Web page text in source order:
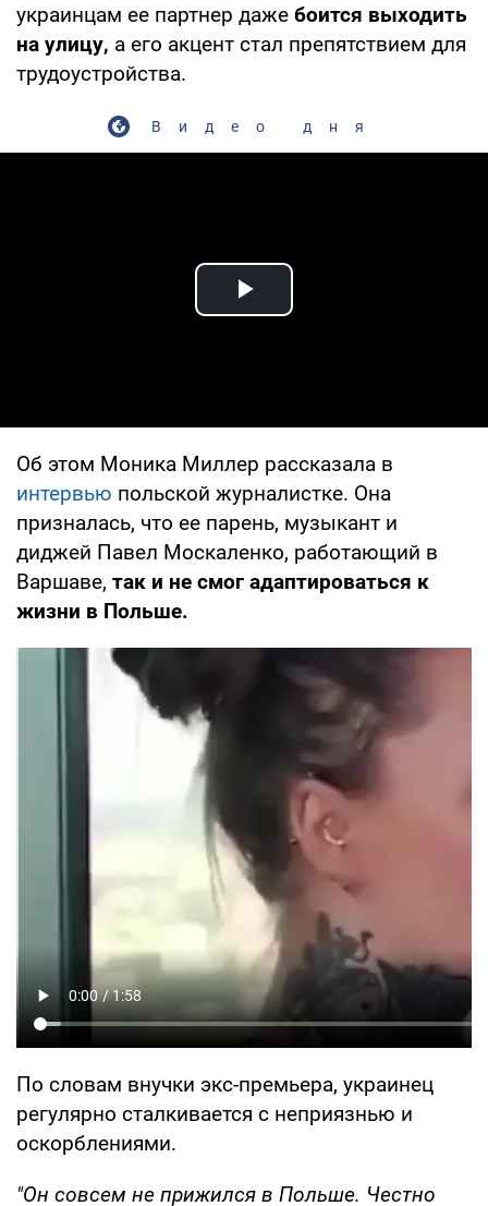
украинцам ее партнер даже боится выходить
на улицу, а его акцент стал препятствием для
трудоустройства.
Видео дня
Play Video
Об этом Моника Миллер рассказала в
интервью польской журналистке. Она
призналась, что ее парень, музыкант и
диджей Павел Москаленко, работающий в
Варшаве, так и не смог адаптироваться к
жизни в Польше.
По словам внучки экс-премьера, украинец
регулярно сталкивается с неприязнью и
оскорблениями.
"Он совсем не прижился в Польше. Честно